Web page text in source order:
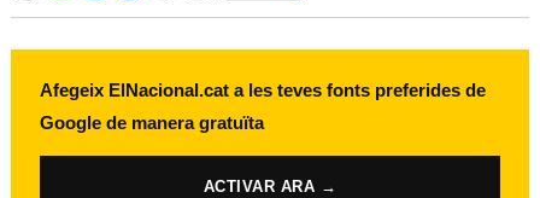
Afegeix ElNacional.cat a les teves fonts preferides de
Google de manera gratuïta
ACTIVAR ARA →